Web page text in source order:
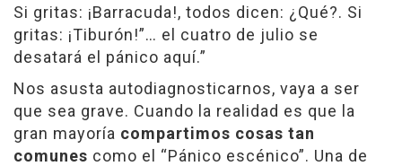
Si gritas: ¡Barracuda!, todos dicen: ¿Qué?. Si
gritas: ¡Tiburón!”… el cuatro de julio se
desatará el pánico aquí.”
Nos asusta autodiagnosticarnos, vaya a ser
que sea grave. Cuando la realidad es que la
gran mayoría compartimos cosas tan
comunes como el “Pánico escénico”. Una de